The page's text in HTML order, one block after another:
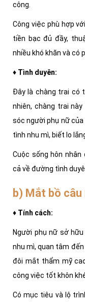
công.
Công việc phù hợp
tiền bạc đủ đầy,
nhiều khó khăn và có
♦ Tình duyên:
Đây là chàng trai có
nhiên, chàng trai
sóc người phụ nữ của
tình nhu mì, biết lo
Cuộc sống hôn nhân
cả về đường tình
b) Mắt bồ câu
♦ Tính cách:
Người phụ nữ sở
nhu mì, quan tâm
đôi mắt thẩm mỹ
công việc tốt khôn
Có mục tiêu và lộ